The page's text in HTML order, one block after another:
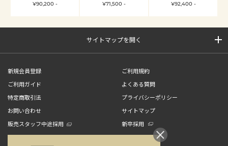
¥90,200 -
¥71,500 -
¥92,400 -
サイトマップを開く
新規会員登録
ご利用規約
ご利用ガイド
よくある質問
特定商取引法
プライバシーポリシー
お問い合わせ
サイトマップ
販売スタッフ中途採用
新卒採用